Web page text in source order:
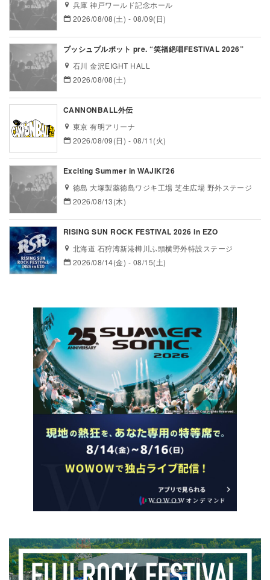
兵庫 神戸ワールド記念ホール
2026/08/08(土) - 08/09(日)
プッシュプルポット pre. “笑福絶唱FESTIVAL 2026”
石川 金沢EIGHT HALL
2026/08/08(土)
CANNONBALL外伝
東京 有明アリーナ
2026/08/09(日) - 08/11(火)
Exciting Summer in WAJIKI’26
徳島 大塚製薬徳島ワジキ工場 芝生広場 野外ステージ
2026/08/13(木)
RISING SUN ROCK FESTIVAL 2026 in EZO
北海道 石狩湾新港樽川ふ頭横野外特設ステージ
2026/08/14(金) - 08/15(土)